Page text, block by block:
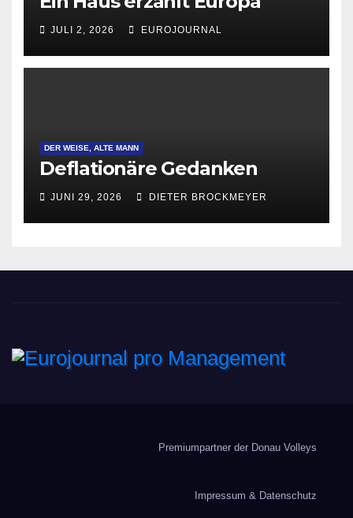
JULI 2, 2026 EUROJOURNAL
DER WEISE, ALTE MANN
Deflationäre Gedanken
JUNI 29, 2026 DIETER BROCKMEYER
Premiumpartner der Donau Volleys
Impressum & Datenschutz